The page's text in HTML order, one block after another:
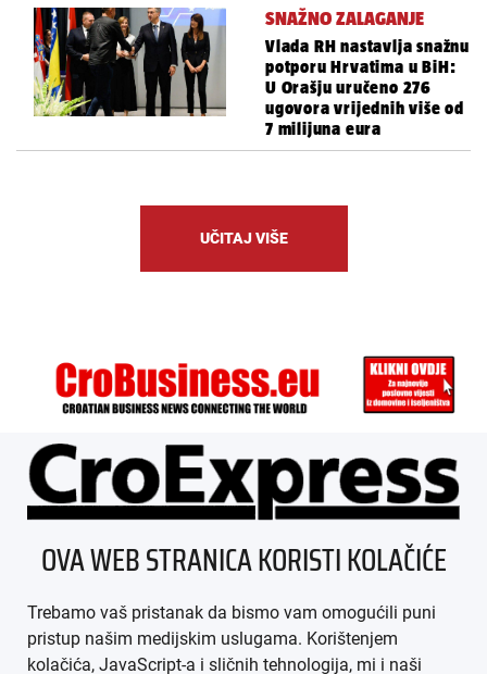
SNAŽNO ZALAGANJE
Vlada RH nastavlja snažnu
potporu Hrvatima u BiH:
U Orašju uručeno 276
ugovora vrijednih više od
7 milijuna eura
UČITAJ VIŠE
ÜBER UNS
IMPRESSUM
AGB
OVA WEB STRANICA KORISTI KOLAČIĆE
Trebamo vaš pristanak da bismo vam omogućili puni
pristup našim medijskim uslugama. Korištenjem
kolačića, JavaScript-a i sličnih tehnologija, mi i naši